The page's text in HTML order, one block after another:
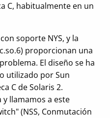
C, habitualmente en un
soporte NYS, y la
proporcionan una
El diseño se ha
utilizado por Sun
C de Solaris 2.
llamamos a este
(NSS, Conmutación